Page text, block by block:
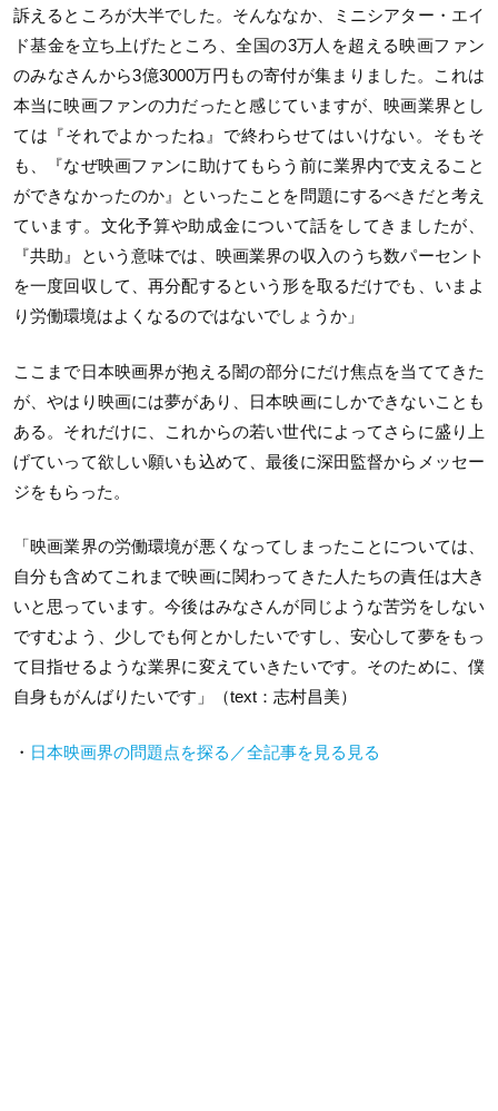
訴えるところが大半でした。そんななか、ミニシアター・エイ
ド基金を立ち上げたところ、全国の3万人を超える映画ファン
のみなさんから3億3000万円もの寄付が集まりました。これは
本当に映画ファンの力だったと感じていますが、映画業界とし
ては『それでよかったね』で終わらせてはいけない。そもそ
も、『なぜ映画ファンに助けてもらう前に業界内で支えること
ができなかったのか』といったことを問題にするべきだと考え
ています。文化予算や助成金について話をしてきましたが、
『共助』という意味では、映画業界の収入のうち数パーセント
を一度回収して、再分配するという形を取るだけでも、いまよ
り労働環境はよくなるのではないでしょうか」
ここまで日本映画界が抱える闇の部分にだけ焦点を当ててきた
が、やはり映画には夢があり、日本映画にしかできないことも
ある。それだけに、これからの若い世代によってさらに盛り上
げていって欲しい願いも込めて、最後に深田監督からメッセー
ジをもらった。
「映画業界の労働環境が悪くなってしまったことについては、
自分も含めてこれまで映画に関わってきた人たちの責任は大き
いと思っています。今後はみなさんが同じような苦労をしない
ですむよう、少しでも何とかしたいですし、安心して夢をもっ
て目指せるような業界に変えていきたいです。そのために、僕
自身もがんばりたいです」
（text：志村昌美）
・ 日本映画界の問題点を探る／全記事を見る見る